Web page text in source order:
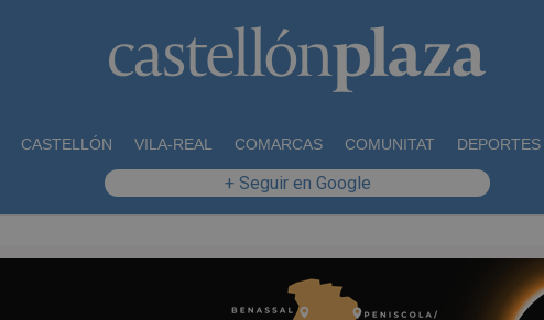
CASTELLÓN VILA-REAL COMARCAS COMUNITAT DEPORTES
+ Seguir en Google